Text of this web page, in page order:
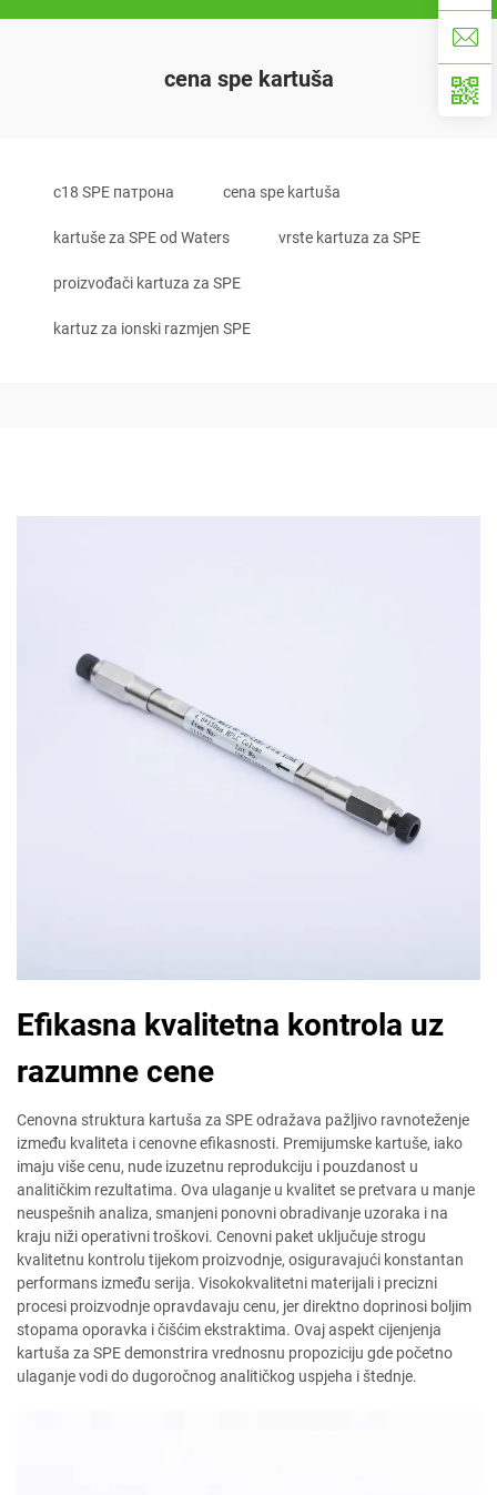
cena spe kartuša
c18 SPE патрона cena spe kartuša
kartuše za SPE od Waters vrste kartuza za SPE
proizvođači kartuza za SPE
kartuz za ionski razmjen SPE
Efikasna kvalitetna kontrola uz
razumne cene
Cenovna struktura kartuša za SPE odražava pažljivo ravnoteženje
između kvaliteta i cenovne efikasnosti. Premijumske kartuše, iako
imaju više cenu, nude izuzetnu reprodukciju i pouzdanost u
analitičkim rezultatima. Ova ulaganje u kvalitet se pretvara u manje
neuspešnih analiza, smanjeni ponovni obradivanje uzoraka i na
kraju niži operativni troškovi. Cenovni paket uključuje strogu
kvalitetnu kontrolu tijekom proizvodnje, osiguravajući konstantan
performans između serija. Visokokvalitetni materijali i precizni
procesi proizvodnje opravdavaju cenu, jer direktno doprinosi boljim
stopama oporavka i čišćim ekstraktima. Ovaj aspekt cijenjenja
kartuša za SPE demonstrira vrednosnu propoziciju gde početno
ulaganje vodi do dugoročnog analitičkog uspjeha i štednje.